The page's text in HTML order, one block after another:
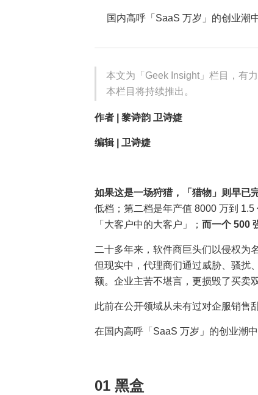
国内高呼「SaaS 万岁」的创业潮
本文为「Geek Insight」栏目，有
本栏目将持续推出。
作者 | 黎诗韵 卫诗婕
编辑 | 卫诗婕
如果这是一场狩猎，「猎物」则早已
低档；第二档是年产值 8000 万到
「大客户中的大客户」； 而一个 500
二十多年来，软件商巨头们以侵权为
但现实中，代理商们通过威胁、骚扰
额。企业主苦不堪言，更损毁了买卖
此前在公开领域从未有过对企服销售
在国内高呼「SaaS 万岁」的创业潮
01 黑盒